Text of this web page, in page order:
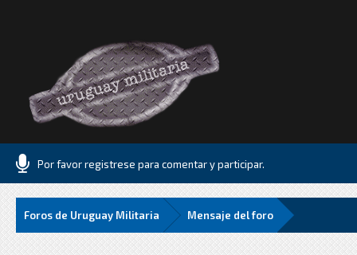
Por favor registrese para comentar y participar.
Foros de Uruguay Militaria Mensaje del foro